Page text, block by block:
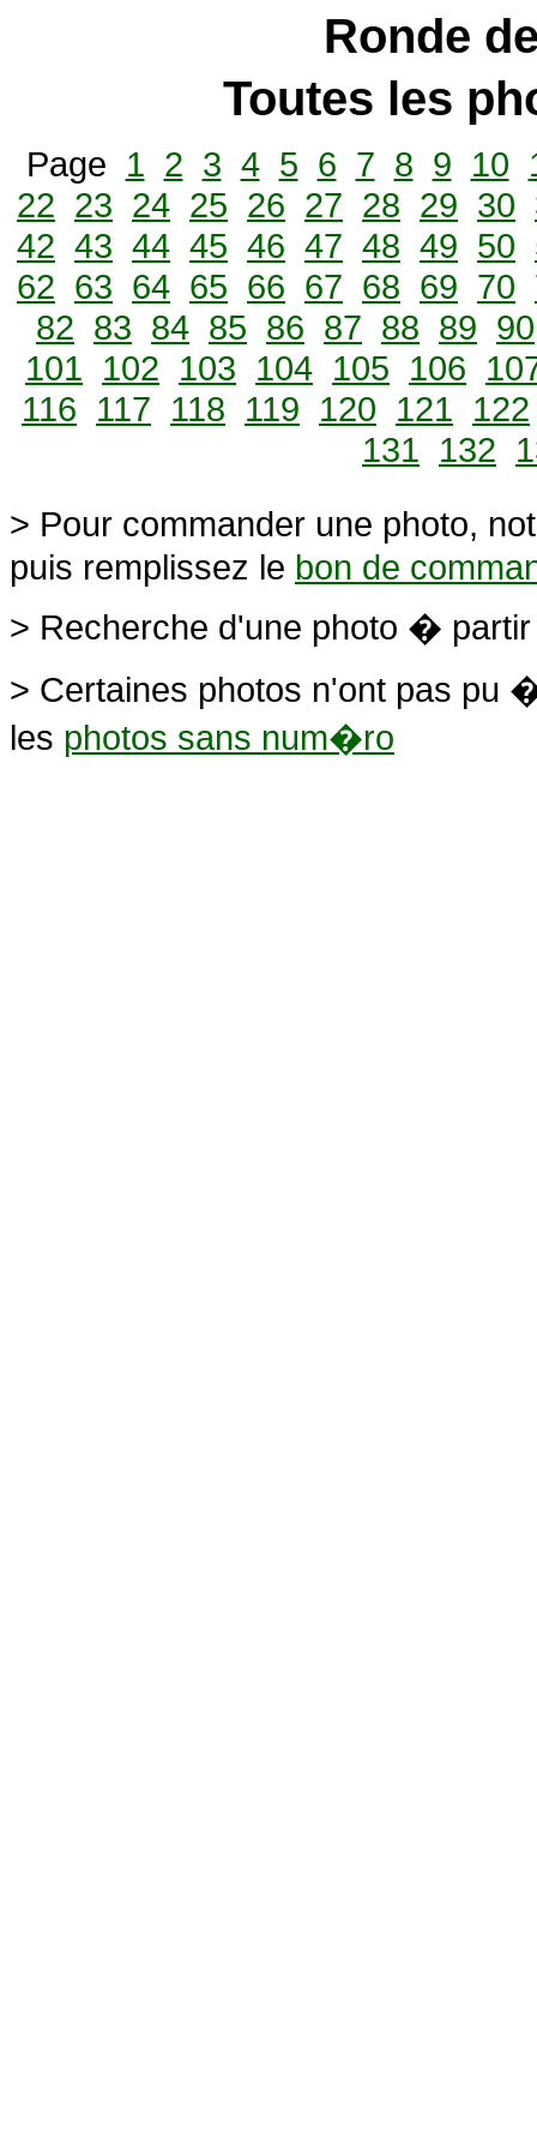
Ronde
Toutes les
Page 1 2 3 4 5 6 7 8 9 10
22 23 24 25 26 27 28 29 30
42 43 44 45 46 47 48 49 50
62 63 64 65 66 67 68 69 70
82 83 84 85 86 87 88 89 90
101 102 103 104 105 106
116 117 118 119 120 121 122
131 132
> Pour commander une photo,
puis remplissez le bon de
> Recherche d'une photo �
> Certaines photos n'ont pas
les photos sans num�ro